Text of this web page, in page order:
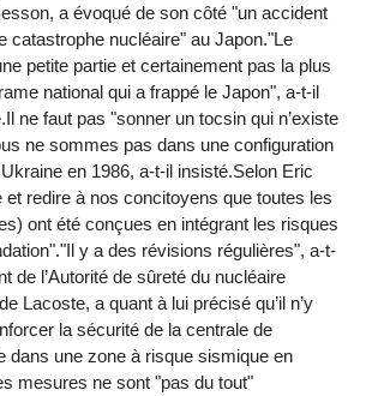
a évoqué de son côté "un accident
catastrophe nucléaire" au Japon."Le
petite partie et certainement pas la plus
national qui a frappé le Japon", a-t-il
ne faut pas "sonner un tocsin qui n’existe
ne sommes pas dans une configuration
en 1986, a-t-il insisté.Selon Eric
et redire à nos concitoyens que toutes les
ont été conçues en intégrant les risques
y a des révisions régulières", a-t-
de l’Autorité de sûreté du nucléaire
Lacoste, a quant à lui précisé qu’il n’y
la sécurité de la centrale de
dans une zone à risque sismique en
mesures ne sont "pas du tout"